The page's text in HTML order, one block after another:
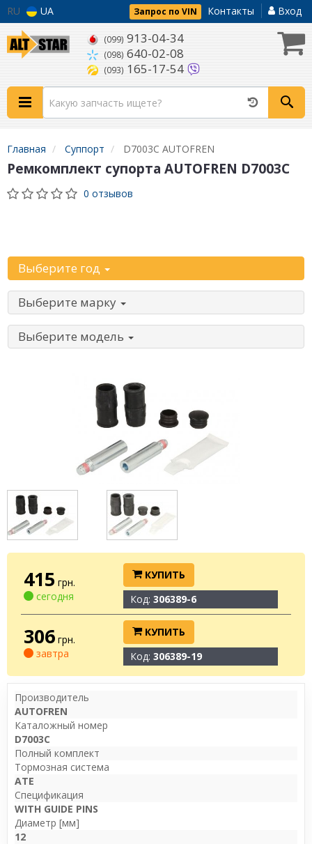
RU UA Запрос по VIN Контакты Вход
(099) 913-04-34
(098) 640-02-08
(093) 165-17-54
Главная Суппорт D7003C AUTOFREN
Ремкомплект супорта AUTOFREN D7003C
0 отзывов
Выберите год
Выберите марку
Выберите модель
415 грн.
сегодня
КУПИТЬ
Код: 306389-6
306 грн.
завтра
КУПИТЬ
Код: 306389-19
Производитель
AUTOFREN
Каталожный номер
D7003C
Полный комплект
Тормозная система
ATE
Спецификация
WITH GUIDE PINS
Диаметр [мм]
12